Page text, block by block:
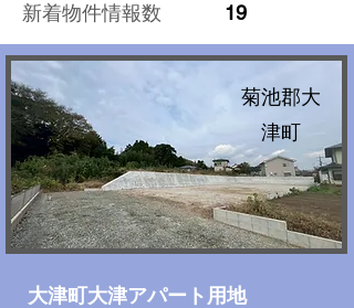
新着物件情報数 19
菊池郡大
津町
大津町大津アパート用地